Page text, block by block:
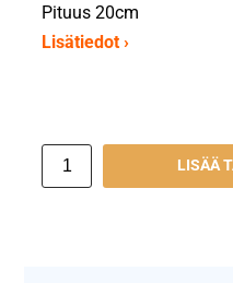
Pituus 20cm
Lisätiedot ›
LISÄÄ